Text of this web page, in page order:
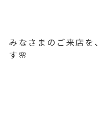
みなさまのご来店を
す🌸